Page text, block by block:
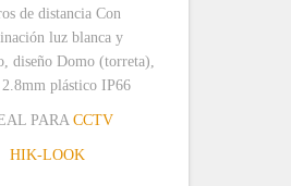
de distancia Con
luz blanca y
diseño Domo (torreta),
plástico IP66
PARA CCTV
HIK-LOOK